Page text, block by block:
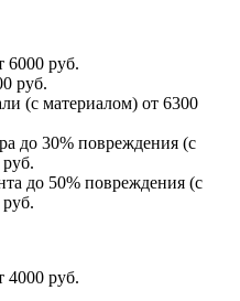
6000 руб.
руб.
(с материалом) от 6300
до 30% повреждения (с
до 50% повреждения (с
4000 руб.